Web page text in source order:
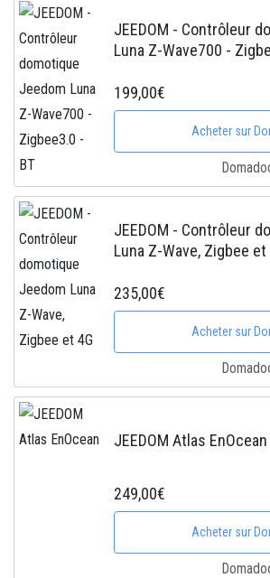
JEEDOM - Contrôleur
Luna Z-Wave700 -
199,00€
Acheter sur
JEEDOM - Contrôleur
Luna Z-Wave, Zigbee et
235,00€
Acheter sur
JEEDOM Atlas EnOcean
249,00€
Acheter sur